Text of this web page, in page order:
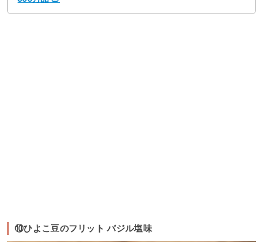
⑩ひよこ豆のフリット バジル塩味